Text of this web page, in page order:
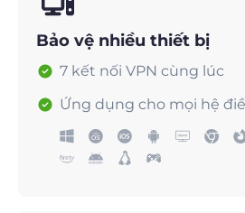
Bảo vệ nhiều thiết bị
7 kết nối VPN cùng lúc
Ứng dụng cho mọi hệ